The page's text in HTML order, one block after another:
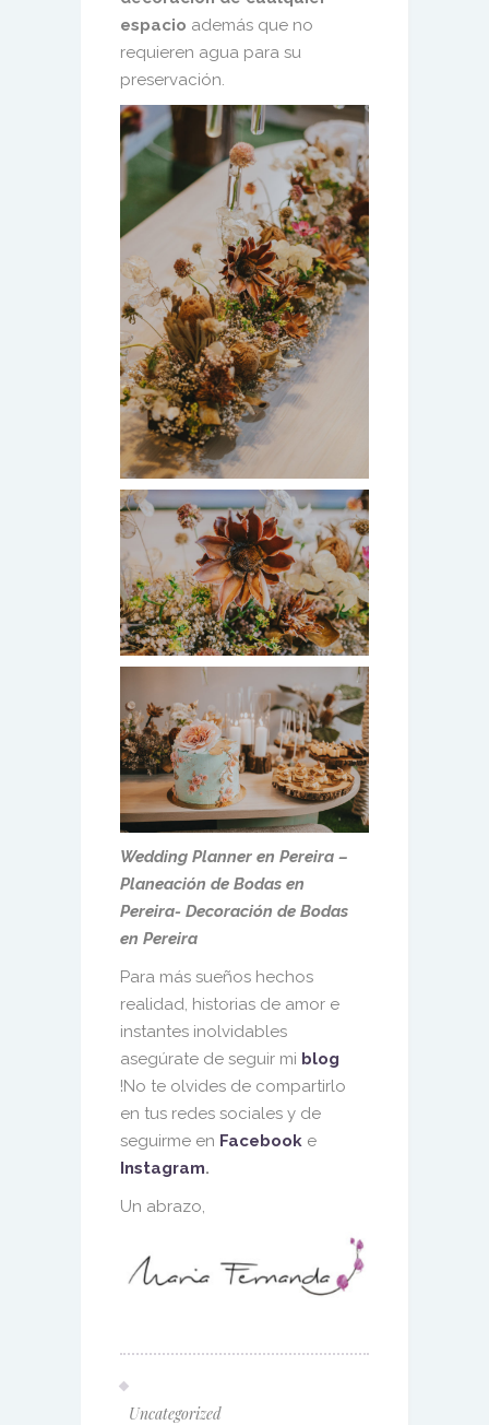
espacio además que no
requieren agua para su
preservación.
Wedding Planner en Pereira –
Planeación de Bodas en
Pereira- Decoración de Bodas
en Pereira
Para más sueños hechos
realidad, historias de amor e
instantes inolvidables
asegúrate de seguir mi blog
!No te olvides de compartirlo
en tus redes sociales y de
seguirme en Facebook e
Instagram.
Un abrazo,
Uncategorized